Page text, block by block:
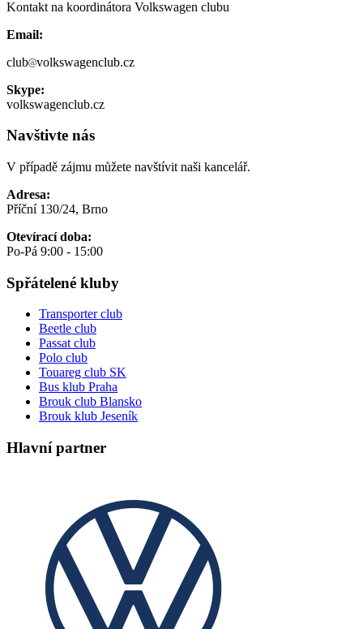
Kontakt na koordinátora Volkswagen clubu
Email:
club volkswagenclub.cz
Skype:
volkswagenclub.cz
Navštivte nás
V případě zájmu můžete navštívit naši kancelář.
Adresa:
Příční 130/24, Brno
Otevírací doba:
Po-Pá 9:00 - 15:00
Spřátelené kluby
Transporter club
Beetle club
Passat club
Polo club
Touareg club SK
Bus klub Praha
Brouk club Blansko
Brouk klub Jeseník
Hlavní partner